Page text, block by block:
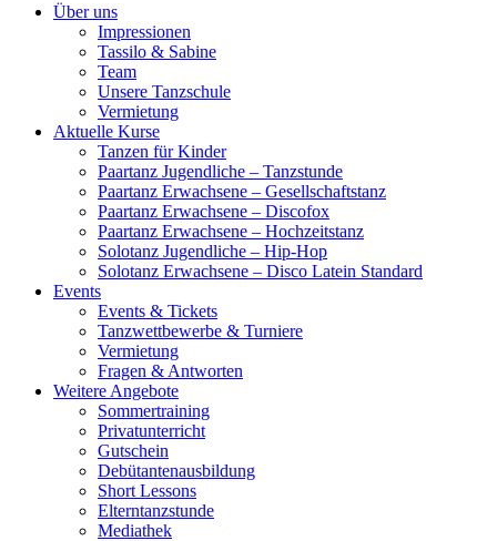
Über uns
Impressionen
Tassilo & Sabine
Team
Unsere Tanzschule
Vermietung
Aktuelle Kurse
Tanzen für Kinder
Paartanz Jugendliche – Tanzstunde
Paartanz Erwachsene – Gesellschaftstanz
Paartanz Erwachsene – Discofox
Paartanz Erwachsene – Hochzeitstanz
Solotanz Jugendliche – Hip-Hop
Solotanz Erwachsene – Disco Latein Standard
Events
Events & Tickets
Tanzwettbewerbe & Turniere
Vermietung
Fragen & Antworten
Weitere Angebote
Sommertraining
Privatunterricht
Gutschein
Debütantenausbildung
Short Lessons
Elterntanzstunde
Mediathek